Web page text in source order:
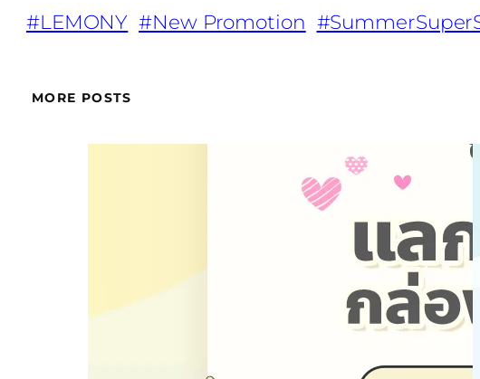
#LEMONY #New Promotion
MORE POSTS